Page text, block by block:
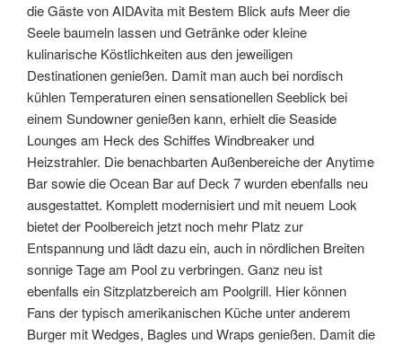
die Gäste von AIDAvita mit Bestem Blick aufs Meer die
Seele baumeln lassen und Getränke oder kleine
kulinarische Köstlichkeiten aus den jeweiligen
Destinationen genießen. Damit man auch bei nordisch
kühlen Temperaturen einen sensationellen Seeblick bei
einem Sundowner genießen kann, erhielt die Seaside
Lounges am Heck des Schiffes Windbreaker und
Heizstrahler. Die benachbarten Außenbereiche der Anytime
Bar sowie die Ocean Bar auf Deck 7 wurden ebenfalls neu
ausgestattet. Komplett modernisiert und mit neuem Look
bietet der Poolbereich jetzt noch mehr Platz zur
Entspannung und lädt dazu ein, auch in nördlichen Breiten
sonnige Tage am Pool zu verbringen. Ganz neu ist
ebenfalls ein Sitzplatzbereich am Poolgrill. Hier können
Fans der typisch amerikanischen Küche unter anderem
Burger mit Wedges, Bagles und Wraps genießen. Damit die